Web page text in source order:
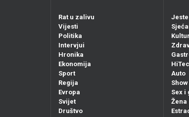
Rat u zalivu
Vijesti
Politika
Intervjui
Hronika
Ekonomija
Sport
Regija
Evropa
Svijet
Društvo
HiTec
Auto
Show
Sex i
Žena